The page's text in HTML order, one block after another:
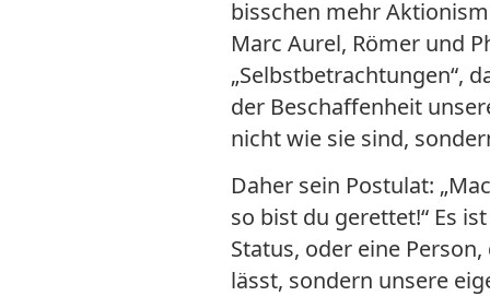
bisschen mehr
Marc Aurel, Römer und
„Selbstbetrachtungen“,
der Beschaffenheit
nicht wie sie sind,
Daher sein Postulat:
so bist du gerettet!“ Es
Status, oder eine
lässt, sondern unsere